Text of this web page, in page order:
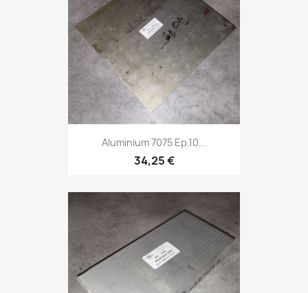
Aluminium 7075 Ep.10...
34,25 €